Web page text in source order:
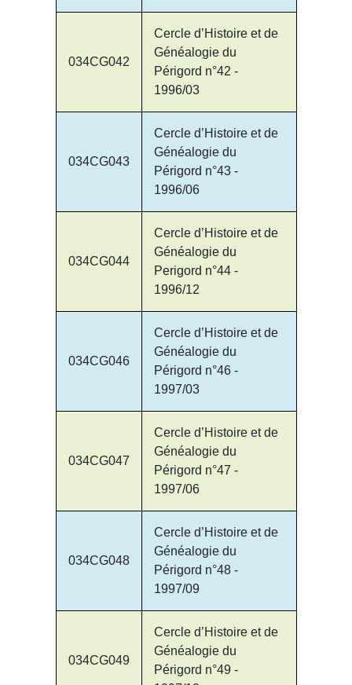
034CG042
Cercle d’Histoire et de
Généalogie du
Périgord n°42 -
1996/03
034CG043
Cercle d’Histoire et de
Généalogie du
Périgord n°43 -
1996/06
034CG044
Cercle d’Histoire et de
Généalogie du
Perigord n°44 -
1996/12
034CG046
Cercle d’Histoire et de
Généalogie du
Périgord n°46 -
1997/03
034CG047
Cercle d’Histoire et de
Généalogie du
Périgord n°47 -
1997/06
034CG048
Cercle d’Histoire et de
Généalogie du
Périgord n°48 -
1997/09
034CG049
Cercle d’Histoire et de
Généalogie du
Périgord n°49 -